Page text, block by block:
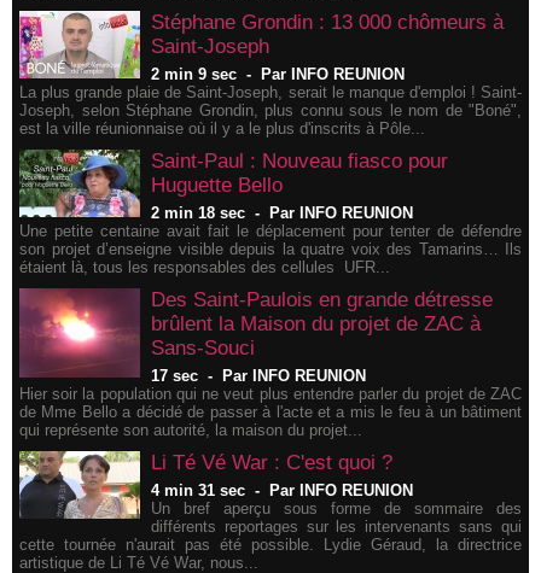
Stéphane Grondin : 13 000 chômeurs à
Saint-Joseph
2 min 9 sec-
Par INFO REUNION
La plus grande plaie de Saint-Joseph, serait le manque d'emploi ! Saint-
Joseph, selon Stéphane Grondin, plus connu sous le nom de "Boné",
est la ville réunionnaise où il y a le plus d'inscrits à Pôle...
Saint-Paul : Nouveau fiasco pour
Huguette Bello
2 min 18 sec-
Par INFO REUNION
Une petite centaine avait fait le déplacement pour tenter de défendre
son projet d’enseigne visible depuis la quatre voix des Tamarins… Ils
étaient là, tous les responsables des cellules UFR...
Des Saint-Paulois en grande détresse
brûlent la Maison du projet de ZAC à
Sans-Souci
17 sec-
Par INFO REUNION
Hier soir la population qui ne veut plus entendre parler du projet de ZAC
de Mme Bello a décidé de passer à l'acte et a mis le feu à un bâtiment
qui représente son autorité, la maison du projet...
Li Té Vé War : C'est quoi ?
4 min 31 sec-
Par INFO REUNION
Un bref aperçu sous forme de sommaire des
différents reportages sur les intervenants sans qui
cette tournée n'aurait pas été possible. Lydie Géraud, la directrice
artistique de Li Té Vé War, nous...